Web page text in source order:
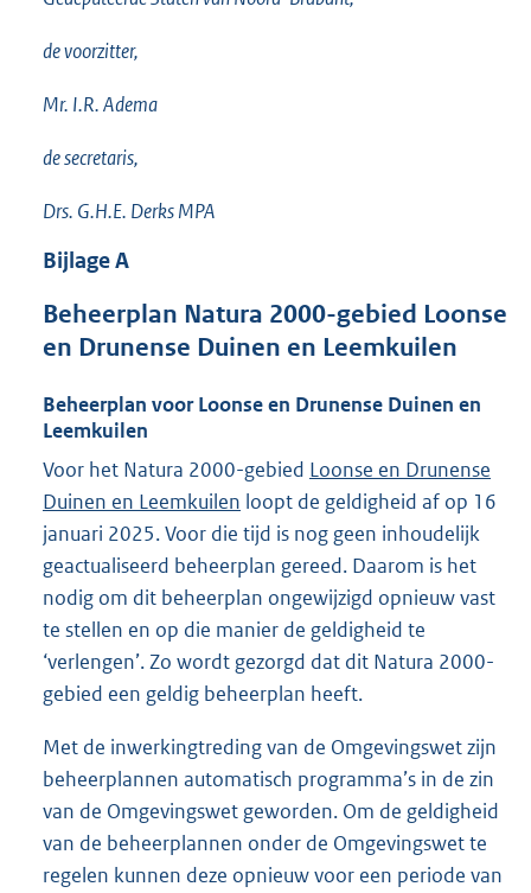
de voorzitter,
Mr. I.R. Adema
de secretaris,
Drs. G.H.E. Derks MPA
BijlageA
Beheerplan Natura 2000-gebied Loonse
en Drunense Duinen en Leemkuilen
Beheerplan voor Loonse en Drunense Duinen en
Leemkuilen
Voor het Natura 2000-gebied Loonse en Drunense
Duinen en Leemkuilen loopt de geldigheid af op 16
januari 2025. Voor die tijd is nog geen inhoudelijk
geactualiseerd beheerplan gereed. Daarom is het
nodig om dit beheerplan ongewijzigd opnieuw vast
te stellen en op die manier de geldigheid te
‘verlengen’. Zo wordt gezorgd dat dit Natura 2000-
gebied een geldig beheerplan heeft.
Met de inwerkingtreding van de Omgevingswet zijn
beheerplannen automatisch programma’s in de zin
van de Omgevingswet geworden. Om de geldigheid
van de beheerplannen onder de Omgevingswet te
regelen kunnen deze opnieuw voor een periode van